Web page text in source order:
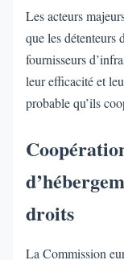
Les acteurs
que les détenteurs
fournisseurs
leur efficacité et
probable qu’ils
droits
La Commission